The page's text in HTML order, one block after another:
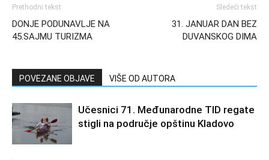
Prethodni tekst
DONJE PODUNAVLJE NA
45.SAJMU TURIZMA
Sledeći tekst
31. JANUAR DAN BEZ
DUVANSKOG DIMA
POVEZANE OBJAVE VIŠE OD AUTORA
Učesnici 71. Međunarodne TID regate
stigli na područje opštinu Kladovo